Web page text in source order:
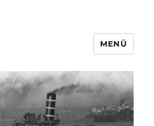
MENÜ